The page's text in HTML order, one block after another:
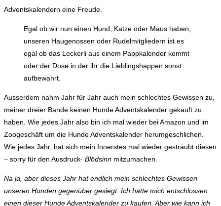
Adventskalendern eine Freude.
Egal ob wir nun einen Hund, Katze oder Maus haben,
unseren Haugenossen oder Rudelmitgliedern ist es
egal ob das Leckerli aus einem Pappkalender kommt
oder der Dose in der ihr die Lieblingshappen sonst
aufbewahrt.
Ausserdem nahm Jahr für Jahr auch mein schlechtes Gewissen zu,
meiner dreier Bande keinen Hunde Adventskalender gekauft zu
haben. Wie jedes Jahr also bin ich mal wieder bei Amazon und im
Zoogeschäft um die Hunde Adventskalender herumgeschlichen.
Wie jedes Jahr, hat sich mein Innerstes mal wieder gesträubt diesen
– sorry für den Ausdruck- Blödsinn mitzumachen.
Na ja, aber dieses Jahr hat endlich mein schlechtes Gewissen
unseren Hunden gegenüber gesiegt. Ich hatte mich entschlossen
einen dieser Hunde Adventskalender zu kaufen. Aber wie kann ich